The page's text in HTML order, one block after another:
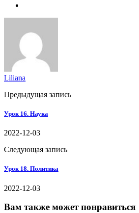
Liliana
Предыдущая запись
Урок 16. Наука
2022-12-03
Следующая запись
Урок 18. Политика
2022-12-03
Вам также может понравиться